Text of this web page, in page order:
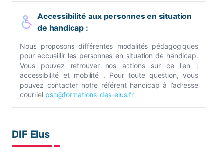
Accessibilité aux personnes en situation
de handicap :
Nous proposons différentes modalités pédagogiques
pour accueillir les personnes en situation de handicap.
Vous pouvez retrouver nos actions sur ce lien :
accessibilité et mobilité . Pour toute question, vous
pouvez contacter notre référent handicap à l’adresse
courriel psh@formations-des-elus.fr
DIF Elus